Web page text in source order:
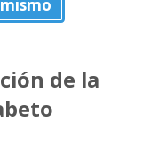
de la